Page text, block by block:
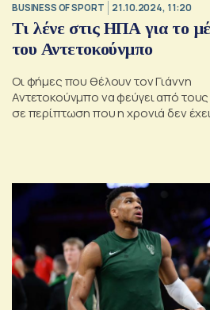
BUSINESS OF SPORT 21.10.2024, 11:20
Τι λένε στις ΗΠΑ για το
του Αντετοκούνμπο
Οι φήμες που θέλουν τον Γιάννη
Αντετοκούνμπο να φεύγει από
σε περίπτωση που η χρονιά δεν